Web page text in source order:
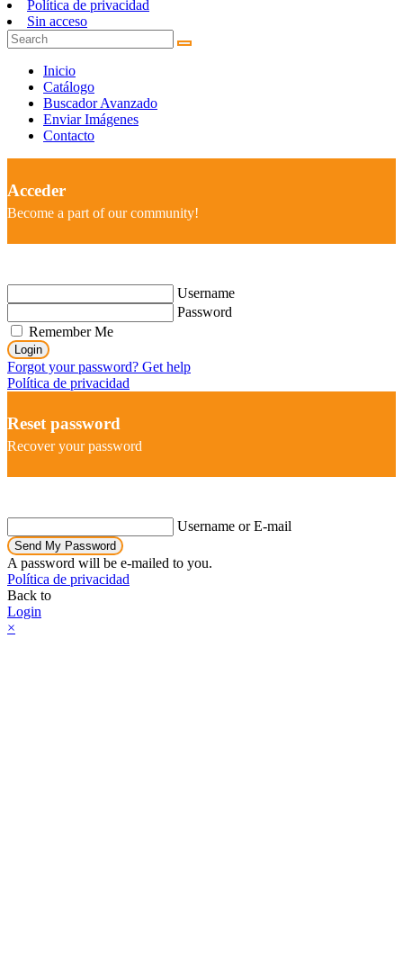
Política de privacidad
Sin acceso
Inicio
Catálogo
Buscador Avanzado
Enviar Imágenes
Contacto
Acceder
Become a part of our community!
Username
Password
Remember Me
Login
Forgot your password? Get help
Política de privacidad
Reset password
Recover your password
Username or E-mail
Send My Password
A password will be e-mailed to you.
Política de privacidad
Back to
Login
×